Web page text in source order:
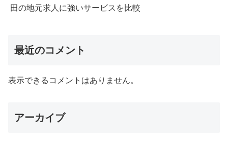
田の地元求人に強いサービスを比較
最近のコメント
表示できるコメントはありません。
アーカイブ